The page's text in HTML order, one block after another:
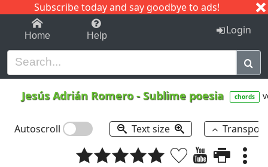
Subscribe today and say goodbye to ads!
1-9 C I J
Home Help Login
Jesús Adrián Romero-Sublime poesia chords
Autoscroll Text size